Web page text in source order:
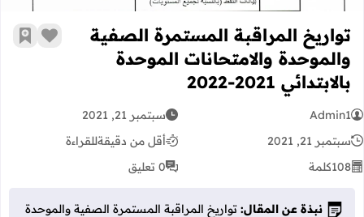
تواريخ المراقبة المستمرة الصفية
والموحدة والامتحانات الموحدة
بالابتدائي 2021-2022
زر أضف
Admin1
سبتمبر 21, 2021
سبتمبر 21, 2021
أقل من دقيقةللقراءة
108كلمة 0 تعليق
نبذة عن المقال: تواريخ المراقبة المستمرة الصفية والموحدة